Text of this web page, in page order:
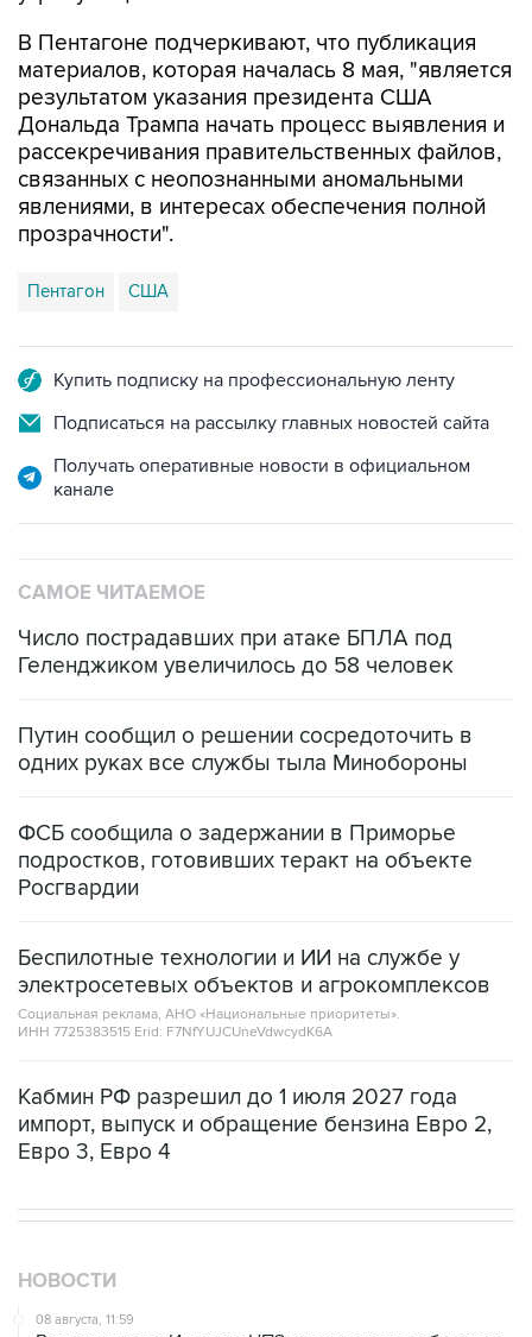
В Пентагоне подчеркивают, что публикация
материалов, которая началась 8 мая, "является
результатом указания президента США
Дональда Трампа начать процесс выявления и
рассекречивания правительственных файлов,
связанных с неопознанными аномальными
явлениями, в интересах обеспечения полной
прозрачности".
Пентагон США
Купить подписку на профессиональную ленту
Подписаться на рассылку главных новостей сайта
Получать оперативные новости в официальном
канале
САМОЕ ЧИТАЕМОЕ
Число пострадавших при атаке БПЛА под
Геленджиком увеличилось до 58 человек
Путин сообщил о решении сосредоточить в
одних руках все службы тыла Минобороны
ФСБ сообщила о задержании в Приморье
подростков, готовивших теракт на объекте
Росгвардии
Беспилотные технологии и ИИ на службе у
электросетевых объектов и агрокомплексов
Социальная реклама, АНО «Национальные приоритеты».
ИНН 7725383515 Erid: F7NfYUJCUneVdwcydK6A
Кабмин РФ разрешил до 1 июля 2027 года
импорт, выпуск и обращение бензина Евро 2,
Евро 3, Евро 4
НОВОСТИ
08 августа, 11:59